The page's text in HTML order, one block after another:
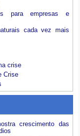
para empresas e
cada vez mais
crise
Crise
crescimento das